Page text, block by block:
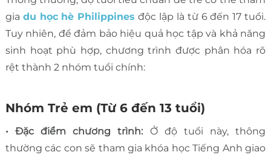
gia du học hè Philippines độc lập là từ 6 đến 17 tuổi.
Tuy nhiên, để đảm bảo hiệu quả học tập và khả năng
sinh hoạt phù hợp, chương trình được phân hóa rõ
rệt thành 2 nhóm tuổi chính:
Nhóm Trẻ em (Từ 6 đến 13 tuổi)
• Đặc điểm chương trình: Ở độ tuổi này, thông
thường các con sẽ tham gia khóa học Tiếng Anh giao